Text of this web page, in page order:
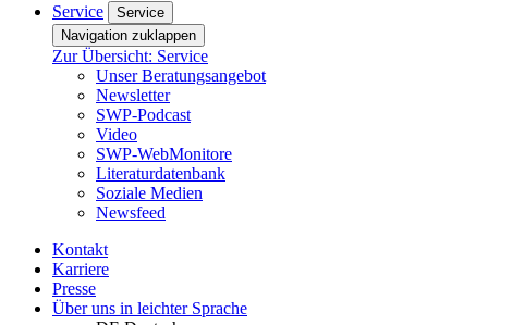
Service
Service
Navigation zuklappen
Zur Übersicht: Service
Unser Beratungsangebot
Newsletter
SWP-Podcast
Video
SWP-WebMonitore
Literaturdatenbank
Soziale Medien
Newsfeed
Kontakt
Karriere
Presse
Über uns in leichter Sprache